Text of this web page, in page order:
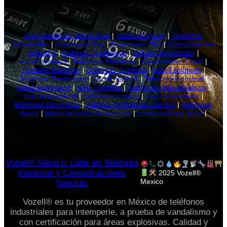
hasta
Conmutadores Telefonicos | vozell.company| Telefonos
Industriales|soluciones Voip|Soluciones PBX|Conmutadores
Virtuales|Cabinas Telefonicas| Virtual Conmutador|
vozell.systems|Telefonos Metalicos|Conmutador Cloud |
Telefono Industrial|Sistemas Telefonia|vozell.solutions|
Sistemas Telefonicos|vozell.network|Telefono-industrial|
vozell.equipment|Voip Telefonia| Telefonos Antivandalicos|
voip empresarial|cabinas.company|voip-conmutador|
telefonos intemperie|cabinas-telefonicas.com.mx | Telefonos
Acero | telefonia-industrial.com.mx|conmutadores.cloud|
Vozell® México: Líder en Telefonía
Industrial y Comunicaciones
Seguras
2025 Vozell®
Mexico
Vozell® es tu proveedor en México de teléfonos
industriales para intemperie, a prueba de vandalismo y
con certificación para áreas explosivas. Calidad y